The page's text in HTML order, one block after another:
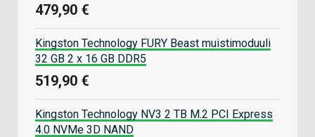
479,90 €
Kingston Technology FURY Beast muistimoduuli
32 GB 2 x 16 GB DDR5
519,90 €
Kingston Technology NV3 2 TB M.2 PCI Express
4.0 NVMe 3D NAND